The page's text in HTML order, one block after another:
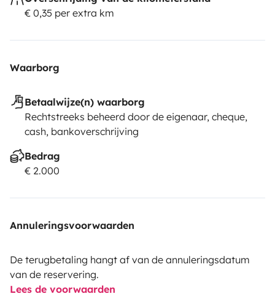
€ 0,35 per extra km
Waarborg
Betaalwijze(n) waarborg
Rechtstreeks beheerd door de eigenaar, cheque,
cash, bankoverschrijving
Bedrag
€ 2.000
Annuleringsvoorwaarden
De terugbetaling hangt af van de annuleringsdatum
van de reservering.
Lees de voorwaarden